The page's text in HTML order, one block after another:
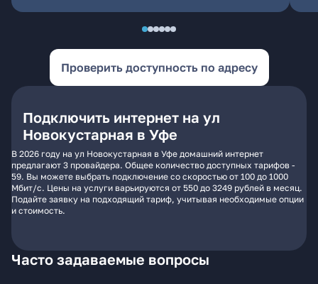
Проверить доступность по адресу
Подключить интернет на ул
Новокустарная в Уфе
В 2026 году на ул Новокустарная в Уфе домашний интернет
предлагают 3 провайдера. Общее количество доступных тарифов -
59. Вы можете выбрать подключение со скоростью от 100 до 1000
Мбит/с. Цены на услуги варьируются от 550 до 3249 рублей в месяц.
Подайте заявку на подходящий тариф, учитывая необходимые опции
и стоимость.
Часто задаваемые вопросы